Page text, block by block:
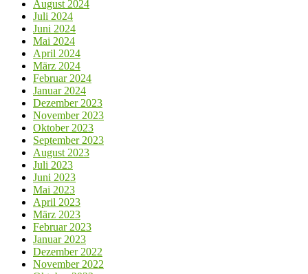
August 2024
Juli 2024
Juni 2024
Mai 2024
April 2024
März 2024
Februar 2024
Januar 2024
Dezember 2023
November 2023
Oktober 2023
September 2023
August 2023
Juli 2023
Juni 2023
Mai 2023
April 2023
März 2023
Februar 2023
Januar 2023
Dezember 2022
November 2022